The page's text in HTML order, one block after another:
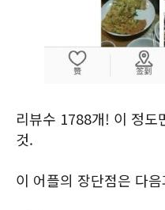
리뷰수 1788개! 이 정도
것.
이 어플의 장단점은 다